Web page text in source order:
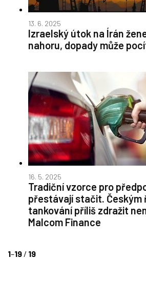
13. 6. 2025
Izraelský útok na Írán
nahoru, dopady může
16. 5. 2025
Tradiční vzorce pro
přestávají stačit. Českým
tankování příliš zdražit
Malcom Finance
1–19 / 19